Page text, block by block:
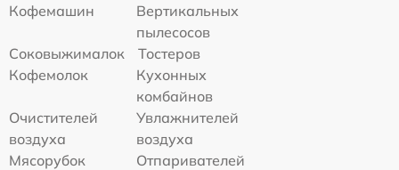
Кофемашин
Вертикальных
пылесосов
Соковыжималок
Тостеров
Кофемолок
Кухонных
комбайнов
Очистителей
воздуха
Увлажнителей
воздуха
Мясорубок
Отпаривателей